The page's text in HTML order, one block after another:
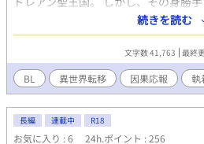
から思ってたんです。 あなたが誰か
っと綺麗だろうなって」 支配する側
ることで初めて“生きている”と感じ
立場も理性も、すべてが絡み合うオ
た榊は、もう戻れない。 快楽に溺れ
は破滅か、それとも救いか。 ――これ
いう名の支配に沈んでいく物語。
そして人々の心を根底から腐らせて
彼を歪に愛した騎士。 二人の執着が
と再生不能な終焉へと突き進む。 裏
いう名の、容赦なき報いが下る。 こ
での、無慈悲な記録。
王と影の騎士』から引き続き読んで
セシルを虐げた者たちが、ただただ
物語です。 本編に救いはありません
なるという方は、本編は飛ばして、
続きを読む
文字数 41,763 最終
BL 異世界転移 因果応報 執
長編 連載中 R18
お気に入り : 6 24h.ポイント : 256